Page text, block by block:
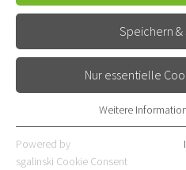
Kontakt
Röntgenstraße 1
69126 Heidelberg
06221 396-3172
Speichern
Nur essentielle
Essentielle Cookies werden für
Webseite benötigt. Dadurch ist
Weitere
Powered by
sgalinski Cookie Consent